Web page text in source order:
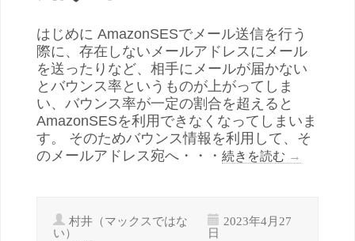
はじめに AmazonSESでメール送信を行う
際に、存在しないメールアドレスにメール
を送ったりなど、相手にメールが届かない
とバウンス率というものが上がってしま
い、バウンス率が一定の割合を超えると
AmazonSESを利用できなくなってしまいま
す。 そのためバウンス情報を利用して、そ
のメールアドレス宛へ・・・ 続きを読む →
村井（マックスではな
い）
2023年4月27
日